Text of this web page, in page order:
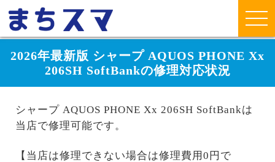
2026年最新版 シャープ AQUOS PHONE Xx
206SH SoftBankの修理対応状況
シャープ AQUOS PHONE Xx 206SH SoftBankは
当店で修理可能です。
【当店は修理できない場合は修理費用0円で